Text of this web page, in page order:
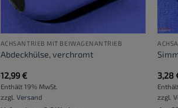
ACHSANTRIEB MIT BEIWAGENANTRIEB
Abdeckhülse, verchromt
12,99€
Enthält 19% MwSt.
zzgl. Versand
3,28
zzgl.